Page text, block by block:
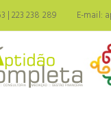
| 223 238 289 E-mail: